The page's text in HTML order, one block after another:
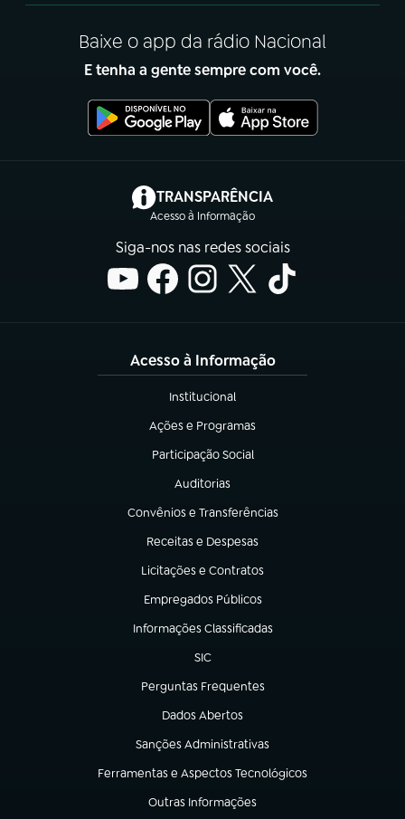
Baixe o app da rádio Nacional
E tenha a gente sempre com você.
TRANSPARÊNCIA
Acesso à Informação
(abre em nova aba)
Siga-nos nas redes sociais
Acesso à Informação
Institucional
(abre em nova aba)
Ações e Programas
(abre em nova aba)
Participação Social
(abre em nova aba)
Auditorias
(abre em nova aba)
Convênios e Transferências
(abre em nova aba)
Receitas e Despesas
(abre em nova aba)
Licitações e Contratos
(abre em nova aba)
Empregados Públicos
(abre em nova aba)
Informações Classificadas
(abre em nova aba)
SIC
(abre em nova aba)
Perguntas Frequentes
(abre em nova aba)
Dados Abertos
(abre em nova aba)
Sanções Administrativas
(abre em nova aba)
Ferramentas e Aspectos Tecnológicos
(abre em nova aba)
Outras Informações
(abre em nova aba)